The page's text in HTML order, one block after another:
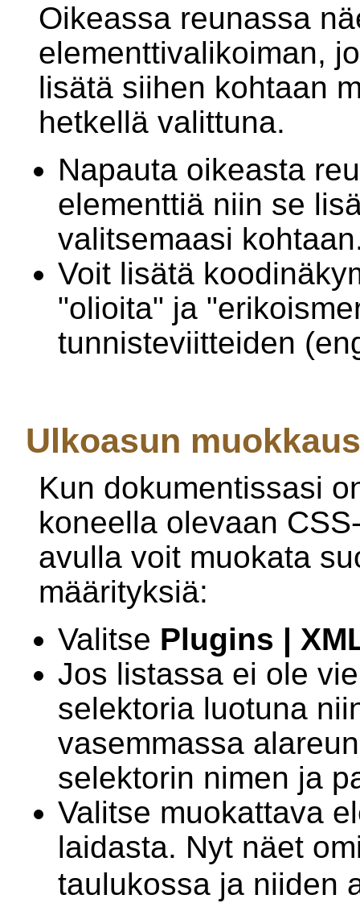
Oikeassa reunassa
elementtivalikoiman,
lisätä siihen kohtaan
hetkellä valittuna.
Napauta oikeasta
elementtiä niin se
valitsemaasi
Voit lisätä
"olioita" ja
tunnisteviitteiden
Ulkoasun muokkaus
Kun dokumentissasi
koneella olevaan
avulla voit muokata
määrityksiä:
Valitse Plugins |
Jos listassa ei ole
selektoria luotuna
vasemmassa
selektorin nimen ja
Valitse muokattava
laidasta. Nyt näet
taulukossa ja niiden